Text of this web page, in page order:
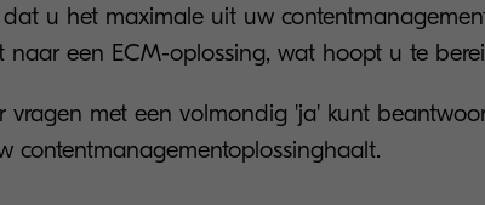
u het maximale uit uw
een ECM-oplossing, wat hoopt u te
vragen met een volmondig 'ja' kunt
contentmanagementoplossinghaalt.